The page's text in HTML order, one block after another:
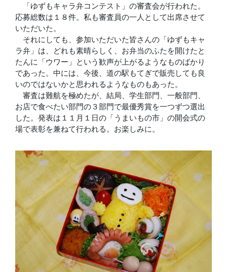
「ゆずもキャラ弁コンテスト」の審査会が行われた。
応募総数は１８件。私も審査員の一人として出席させて
いただいた。
それにしても、参加いただいた皆さんの「ゆずもキャ
ラ弁」は、どれも素晴らしく、お弁当のふたを開けたと
たんに「ウワー」という歓声が上がるようなものばかり
であった。中には、今後、道の駅もてぎで販売しても良
いのではないかと思われるようなものもあった。
審査は難航を極めたが、結局、学生部門、一般部門、
お店で食べたい部門の３部門で最優秀賞を一つずつ選出
した。発表は１１月１日の「うまいもの市」の開会式の
場で表彰を兼ねて行われる。お楽しみに。